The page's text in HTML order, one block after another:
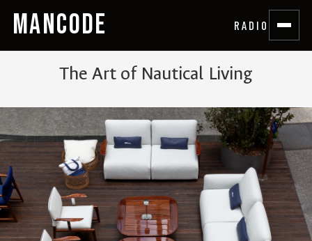
MANCODE RADIO
The Art of Nautical Living